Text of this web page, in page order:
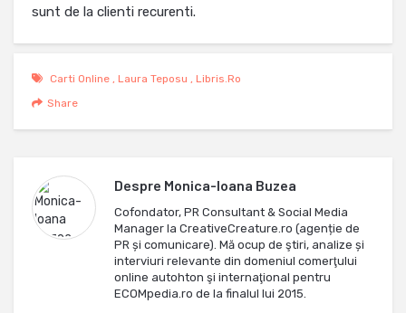
sunt de la clienti recurenti.
Carti Online , Laura Teposu , Libris.ro
Share
Despre Monica-Ioana Buzea
Cofondator, PR Consultant & Social Media
Manager la CreativeCreature.ro (agenție de
PR și comunicare). Mă ocup de ştiri, analize și
interviuri relevante din domeniul comerţului
online autohton şi internaţional pentru
ECOMpedia.ro de la finalul lui 2015.